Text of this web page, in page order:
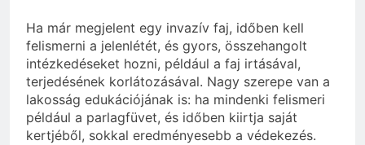
Ha már megjelent egy invazív faj, időben kell
felismerni a jelenlétét, és gyors, összehangolt
intézkedéseket hozni, például a faj irtásával,
terjedésének korlátozásával. Nagy szerepe van a
lakosság edukációjának is: ha mindenki felismeri
például a parlagfüvet, és időben kiirtja saját
kertjéből, sokkal eredményesebb a védekezés.